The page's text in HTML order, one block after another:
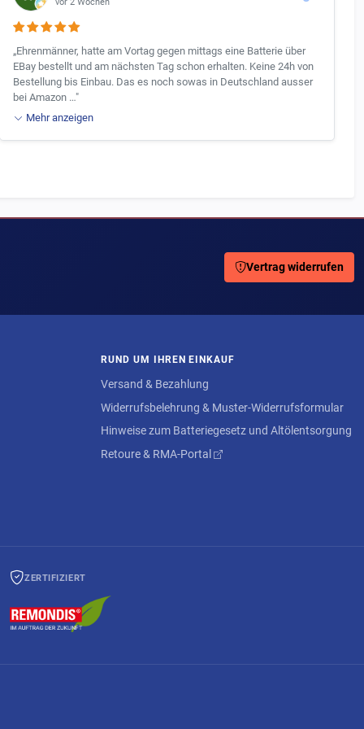
„Ehrenmänner, hatte am Vortag gegen mittags eine Batterie über
EBay bestellt und am nächsten Tag schon erhalten. Keine 24h von
Bestellung bis Einbau. Das es noch sowas in Deutschland ausser
bei Amazon …"
Mehr anzeigen
Vertrag widerrufen
RUND UM IHREN EINKAUF
Versand & Bezahlung
Widerrufsbelehrung & Muster-Widerrufsformular
Hinweise zum Batteriegesetz und Altölentsorgung
Retoure & RMA-Portal
ZERTIFIZIERT